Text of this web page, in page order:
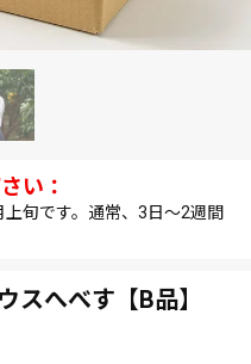
上旬です。通常、3日～2週間
スへべす【B品】